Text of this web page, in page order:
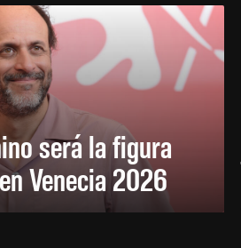
será la figura
Venecia 2026